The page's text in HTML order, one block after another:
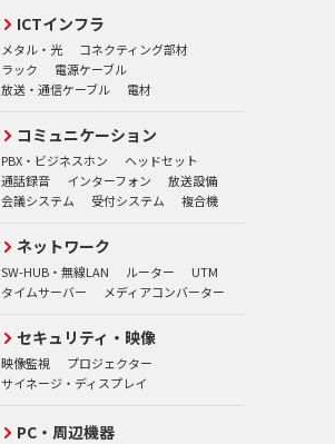
ICTインフラ
メタル・光
コネクティング部材
ラック
電源ケーブル
放送・通信ケーブル
電材
コミュニケーション
PBX・ビジネスホン
ヘッドセット
通話録音
インターフォン
放送設備
会議システム
受付システム 複合機
ネットワーク
SW-HUB・無線LAN ルーター
UTM
タイムサーバー
メディアコンバーター
セキュリティ・映像
映像監視
プロジェクター
サイネージ・ディスプレイ
PC・周辺機器